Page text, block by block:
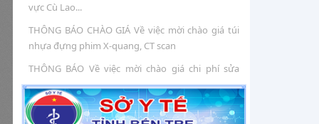
nhựa đựng phim X-quang, CT scan
THÔNG BÁO Về việc mời chào giá chi phí sửa
chữa, lắp mới camera tại bệnh viện
THÔNG BÁO CHÀO GIÁ
THÔNG BÁO Về việc báo giá bảo trì phần mềm
đồng bộ dữ liệu server